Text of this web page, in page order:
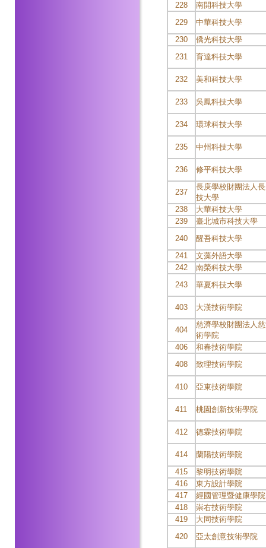
228
南開科技大學
229
中華科技大學
230
僑光科技大學
231
育達科技大學
232 美和科技大學
233 吳鳳科技大學
234 環球科技大學
235 中州科技大學
236 修平科技大學
237
長庚學校財團法人
技大學
238
大華科技大學
239
臺北城市科技大學
240
醒吾科技大學
241
文藻外語大學
242
南榮科技大學
243
華夏科技大學
403 大漢技術學院
404
慈濟學校財團法人
術學院
406
和春技術學院
408
致理技術學院
410 亞東技術學院
411 桃園創新技術學院
412 德霖技術學院
414
蘭陽技術學院
415
黎明技術學院
416
東方設計學院
417
經國管理暨健康學院
418
崇右技術學院
419
大同技術學院
420
亞太創意技術學院